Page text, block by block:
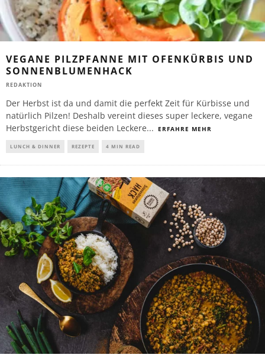
VEGANE PILZPFANNE MIT OFENKÜRBIS UND
SONNENBLUMENHACK
REDAKTION
Der Herbst ist da und damit die perfekt Zeit für Kürbisse und
natürlich Pilzen! Deshalb vereint dieses super leckere, vegane
Herbstgericht diese beiden Leckere... ERFAHRE MEHR
LUNCH & DINNER REZEPTE 4 MIN READ